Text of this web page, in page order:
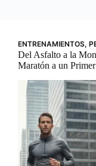
ENTRENAMIENTOS,
Del Asfalto a la
Maratón a un